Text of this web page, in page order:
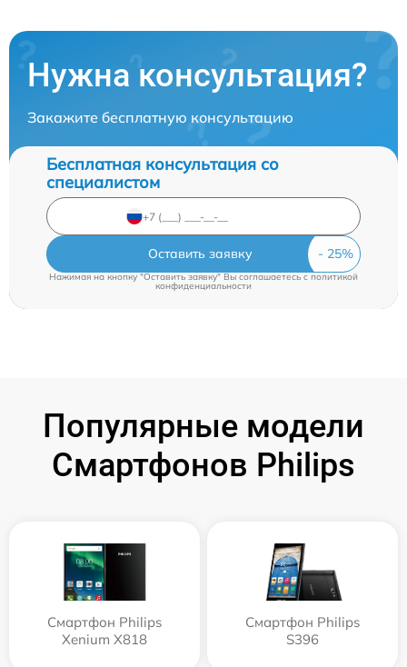
Нужна консультация?
Закажите бесплатную консультацию
Бесплатная консультация со
специалистом
Оставить заявку
Нажимая на кнопку "Оставить заявку" Вы соглашаетесь c политикой
конфиденциальности
Популярные модели
Смартфонов Philips
Смартфон Philips
Xenium X818
Смартфон Philips
S396